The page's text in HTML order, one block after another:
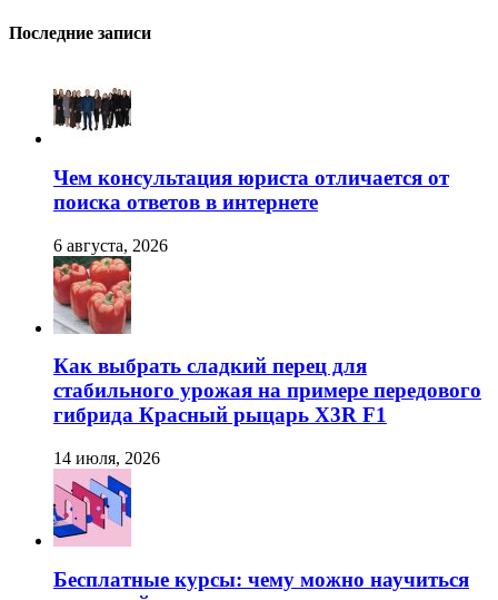
Последние записи
Чем консультация юриста отличается от
поиска ответов в интернете
6 августа, 2026
Как выбрать сладкий перец для
стабильного урожая на примере передового
гибрида Красный рыцарь X3R F1
14 июля, 2026
Бесплатные курсы: чему можно научиться